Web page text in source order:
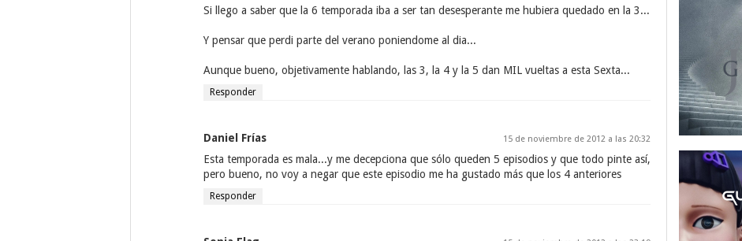
Si llego a saber que la 6 temporada iba a ser tan desesperante me hubiera quedado en la 3...
Y pensar que perdi parte del verano poniendome al dia...
Aunque bueno, objetivamente hablando, las 3, la 4 y la 5 dan MIL vueltas a esta Sexta...
Responder
Daniel Frías 15 de noviembre de 2012 a las 20:32
Esta temporada es mala...y me decepciona que sólo queden 5 episodios y que todo pinte así,
pero bueno, no voy a negar que este episodio me ha gustado más que los 4 anteriores
Responder